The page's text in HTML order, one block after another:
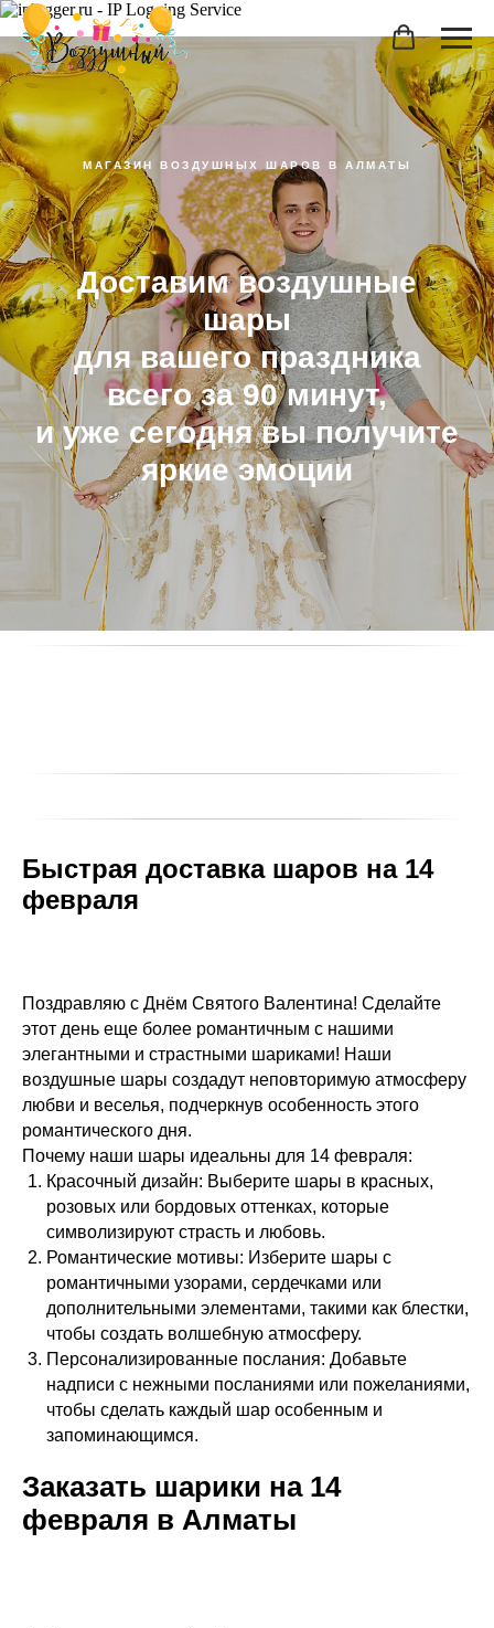
МАГАЗИН ВОЗДУШНЫХ ШАРОВ В АЛМАТЫ
Доставим воздушные
шары
для вашего праздника
всего за 90 минут,
и уже сегодня вы получите
яркие эмоции
Быстрая доставка шаров на 14
февраля
Поздравляю с Днём Святого Валентина! Сделайте
этот день еще более романтичным с нашими
элегантными и страстными шариками! Наши
воздушные шары создадут неповторимую атмосферу
любви и веселья, подчеркнув особенность этого
романтического дня.
Почему наши шары идеальны для 14 февраля:
Красочный дизайн: Выберите шары в красных,
розовых или бордовых оттенках, которые
символизируют страсть и любовь.
Романтические мотивы: Изберите шары с
романтичными узорами, сердечками или
дополнительными элементами, такими как блестки,
чтобы создать волшебную атмосферу.
Персонализированные послания: Добавьте
надписи с нежными посланиями или пожеланиями,
чтобы сделать каждый шар особенным и
запоминающимся.
Заказать шарики на 14
февраля в Алматы